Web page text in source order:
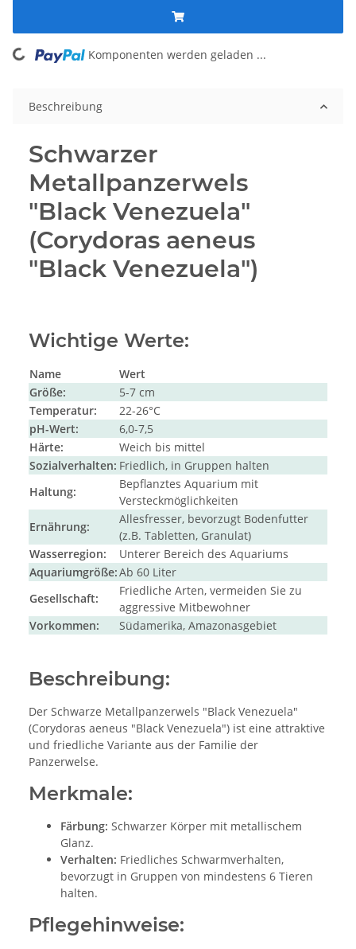
Komponenten werden geladen ...
Beschreibung
Schwarzer
Metallpanzerwels
"Black Venezuela"
(Corydoras aeneus
"Black Venezuela")
Wichtige Werte:
Name
Wert
Größe:
5-7 cm
Temperatur:
22-26°C
pH-Wert:
6,0-7,5
Härte:
Weich bis mittel
Sozialverhalten: Friedlich, in Gruppen halten
Haltung:
Bepflanztes Aquarium mit
Versteckmöglichkeiten
Ernährung:
Allesfresser, bevorzugt Bodenfutter
(z.B. Tabletten, Granulat)
Wasserregion:
Unterer Bereich des Aquariums
Aquariumgröße:Ab 60 Liter
Gesellschaft:
Friedliche Arten, vermeiden Sie zu
aggressive Mitbewohner
Vorkommen:
Südamerika, Amazonasgebiet
Beschreibung:
Der Schwarze Metallpanzerwels "Black Venezuela"
(Corydoras aeneus "Black Venezuela") ist eine attraktive
und friedliche Variante aus der Familie der
Panzerwelse.
Merkmale:
Färbung: Schwarzer Körper mit metallischem
Glanz.
Verhalten: Friedliches Schwarmverhalten,
bevorzugt in Gruppen von mindestens 6 Tieren
halten.
Pflegehinweise: